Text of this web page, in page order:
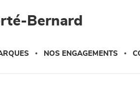
Bernard
NOS ENGAGEMENTS